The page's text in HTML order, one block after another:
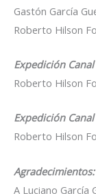
Gastón García
Roberto Hilson
Expedición
Roberto Hilson
Expedición
Roberto Hilson
Agradecimientos:
A Luciano García